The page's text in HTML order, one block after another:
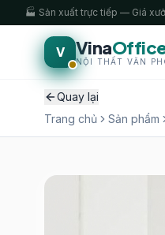
🏭 Sản xuất trực tiếp — Giá
V Vina
NỘI THẤT VĂN
Quay lại
Trang chủ
Sản phẩm